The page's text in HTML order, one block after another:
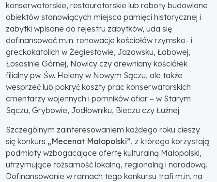
konserwatorskie, restauratorskie lub roboty budowlane
obiektów stanowiących miejsca pamięci historycznej i
zabytki wpisane do rejestru zabytków, uda się
dofinansować m.in. renowacje kościołów rzymsko- i
greckokatolich w Żegiestowie, Jazowsku, Łabowej,
Łososinie Górnej, Nowicy czy drewniany kościółek
filialny pw. Św. Heleny w Nowym Sączu, ale także
wesprzeć lub pokryć koszty prac konserwatorskich
cmentarzy wojennych i pomników ofiar – w Starym
Sączu, Grybowie, Jodłowniku, Bieczu czy Łużnej.
Szczególnym zainteresowaniem każdego roku cieszy
się konkurs „Mecenat Małopolski”, z którego korzystają
podmioty wzbogacające ofertę kulturalną Małopolski,
utrzymujące tożsamość lokalną, regionalną i narodową.
Dofinansowanie w ramach tego konkursu trafi m.in. na